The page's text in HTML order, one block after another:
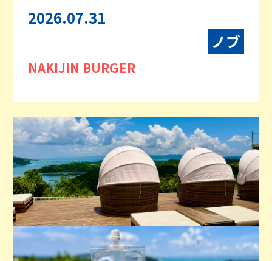
2026.07.31
ノブ
NAKIJIN BURGER